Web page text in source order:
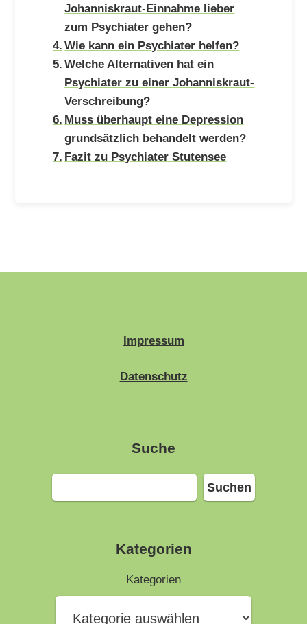
Johanniskraut-Einnahme lieber
zum Psychiater gehen?
Wie kann ein Psychiater helfen?
Welche Alternativen hat ein
Psychiater zu einer Johanniskraut-
Verschreibung?
Muss überhaupt eine Depression
grundsätzlich behandelt werden?
Fazit zu Psychiater Stutensee
Impressum
Datenschutz
Suche
Suchen
Suchen
Kategorien
Kategorien